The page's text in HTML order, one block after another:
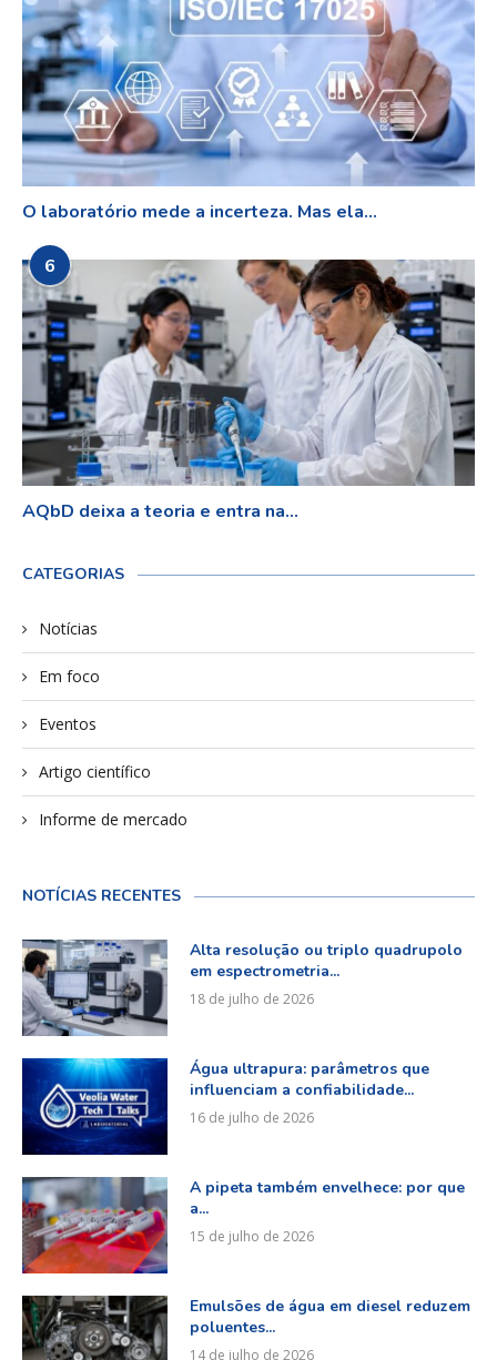
O laboratório mede a incerteza. Mas ela...
6
AQbD deixa a teoria e entra na...
CATEGORIAS
Notícias
Em foco
Eventos
Artigo científico
Informe de mercado
NOTÍCIAS RECENTES
Alta resolução ou triplo quadrupolo
em espectrometria...
18 de julho de 2026
Água ultrapura: parâmetros que
influenciam a confiabilidade...
16 de julho de 2026
A pipeta também envelhece: por que
a...
15 de julho de 2026
Emulsões de água em diesel reduzem
poluentes...
14 de julho de 2026